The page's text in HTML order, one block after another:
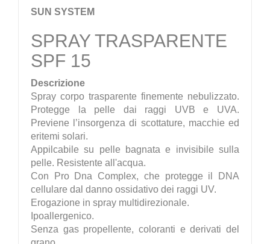
SUN SYSTEM
SPRAY TRASPARENTE
SPF 15
Descrizione
Spray corpo trasparente finemente nebulizzato.
Protegge la pelle dai raggi UVB e UVA.
Previene l’insorgenza di scottature, macchie ed
eritemi solari.
Appilcabile su pelle bagnata e invisibile sulla
pelle. Resistente all'acqua.
Con Pro Dna Complex, che protegge il DNA
cellulare dal danno ossidativo dei raggi UV.
Erogazione in spray multidirezionale.
Ipoallergenico.
Senza gas propellente, coloranti e derivati del